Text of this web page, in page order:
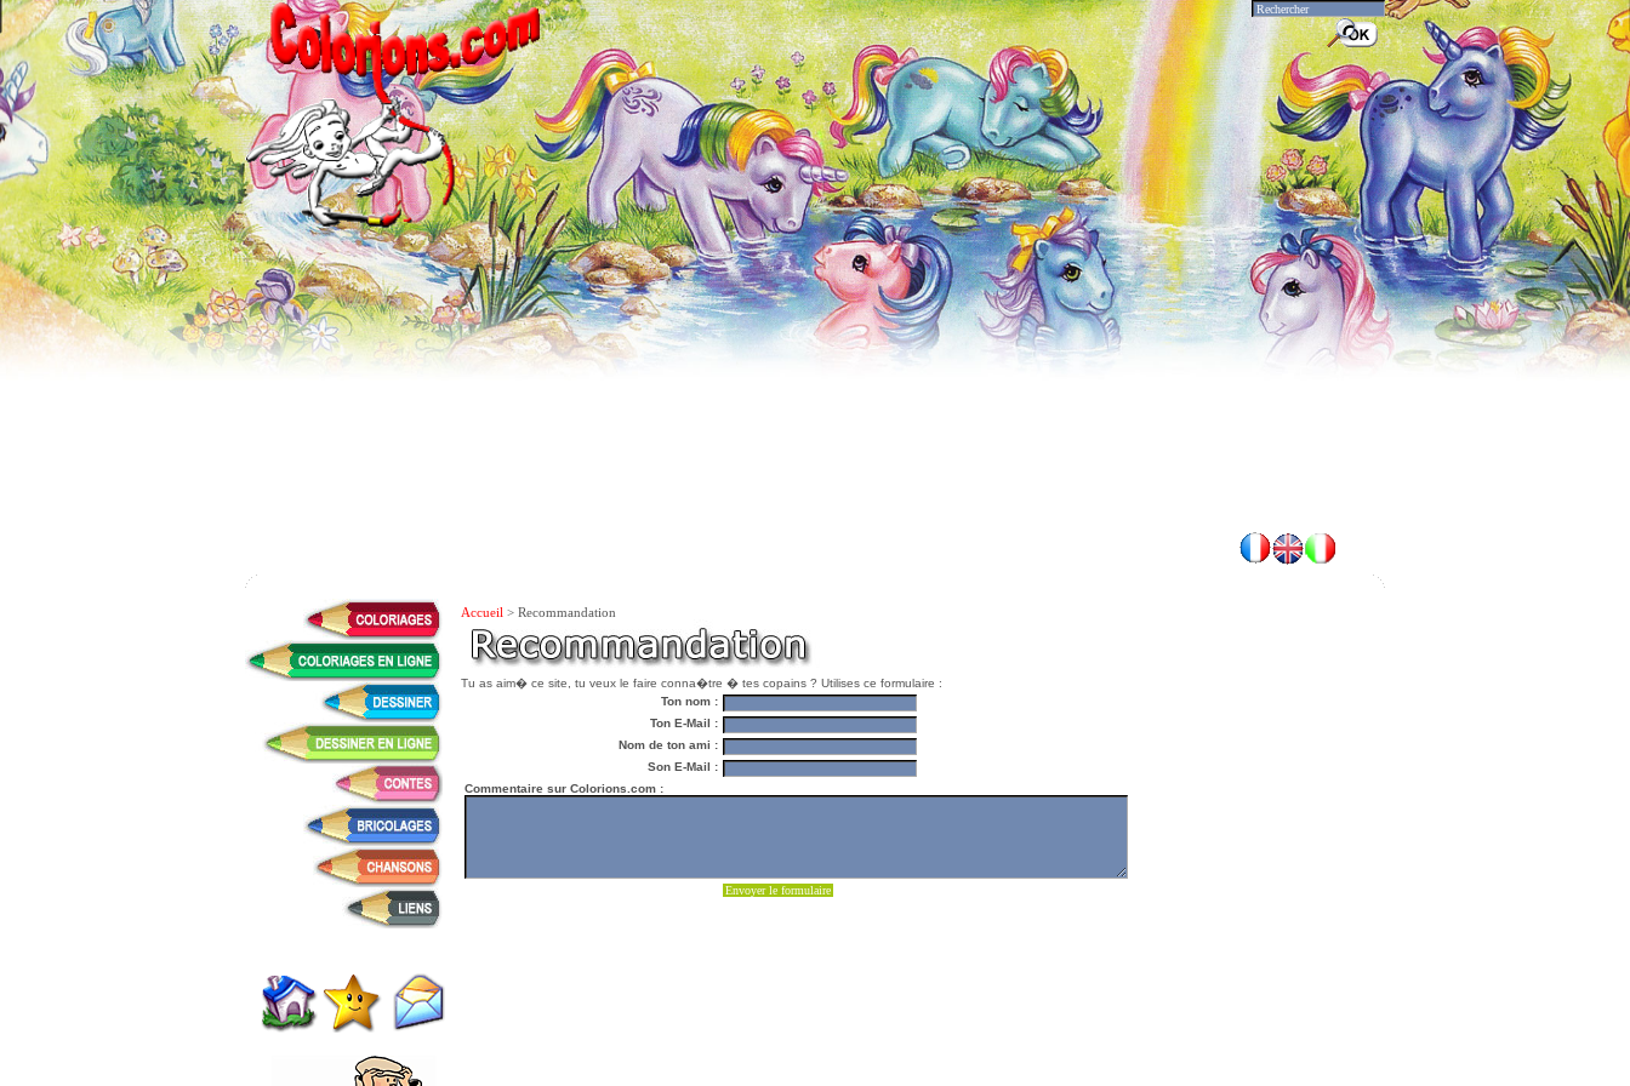
Accueil > Recommandation
Tu as aim� ce site, tu veux le faire conna�tre � tes copains ? Utilises ce formulaire :
Ton nom :
Ton E-Mail :
Nom de ton ami :
Son E-Mail :
Commentaire sur Colorions.com :